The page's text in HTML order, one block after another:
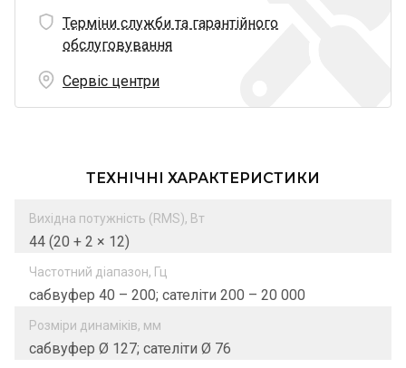
Терміни служби та гарантійного
обслуговування
Сервіс центри
ТЕХНІЧНІ ХАРАКТЕРИСТИКИ
Вихідна потужність (RMS), Вт
44 (20 + 2 × 12)
Частотний діапазон, Гц
сабвуфер 40 – 200; сателіти 200 – 20 000
Розміри динаміків, мм
сабвуфер Ø 127; сателіти Ø 76